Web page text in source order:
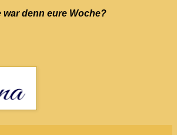
war denn eure Woche?